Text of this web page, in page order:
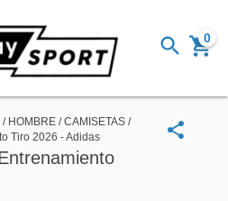
0
/ HOMBRE / CAMISETAS /
Tiro 2026 - Adidas